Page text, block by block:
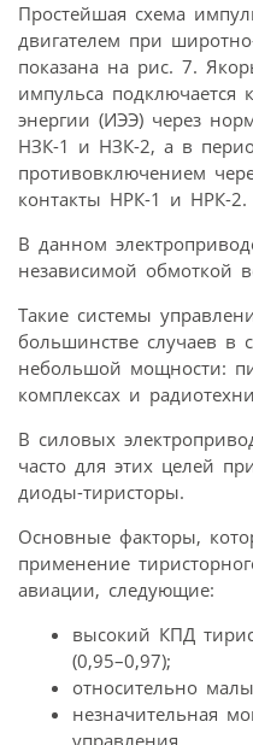
Простейшая схема
двигателем при
показана на рис. 7.
импульса подключается
энергии (ИЭЭ) через
НЗК-1 и НЗК-2, а в
противовключением
контакты НРК-1 и НРК-2.
В данном
независимой обмоткой
Такие системы
большинстве случаев в
небольшой мощности:
комплексах и
В силовых
часто для этих целей
диоды-тиристоры.
Основные факторы,
применение
авиации, следующие:
высокий КПД
(0,95–0,97);
относительно
незначительная